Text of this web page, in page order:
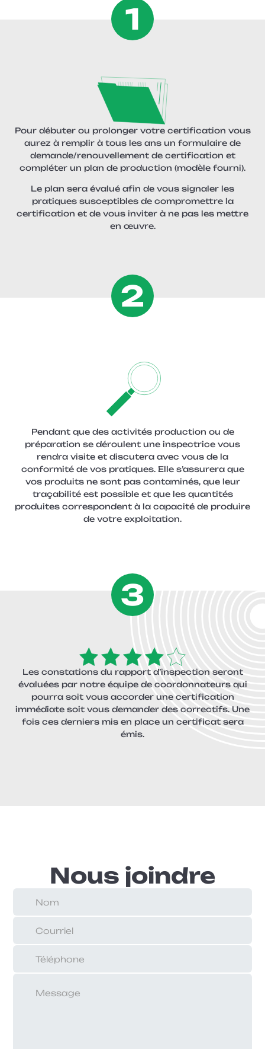
Pour débuter ou prolonger votre certification vous
aurez à remplir à tous les ans un formulaire de
demande/renouvellement de certification et
compléter un plan de production (modèle fourni).
Le plan sera évalué afin de vous signaler les
pratiques susceptibles de compromettre la
certification et de vous inviter à ne pas les mettre
en œuvre.
1
Pendant que des activités production ou de
préparation se déroulent une inspectrice vous
rendra visite et discutera avec vous de la
conformité de vos pratiques. Elle s’assurera que
vos produits ne sont pas contaminés, que leur
traçabilité est possible et que les quantités
produites correspondent à la capacité de produire
de votre exploitation.
2
Les constations du rapport d’inspection seront
évaluées par notre équipe de coordonnateurs qui
pourra soit vous accorder une certification
immédiate soit vous demander des correctifs. Une
fois ces derniers mis en place un certificat sera
émis.
3
Nous joindre